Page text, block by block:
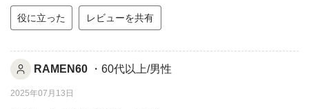
役に立った レビューを共有
RAMEN60 ・60代以上/男性
2025年07月13日